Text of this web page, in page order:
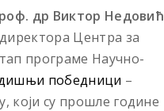
др Виктор Недовић
Центра за
програме Научно-
победници –
који су прошле године